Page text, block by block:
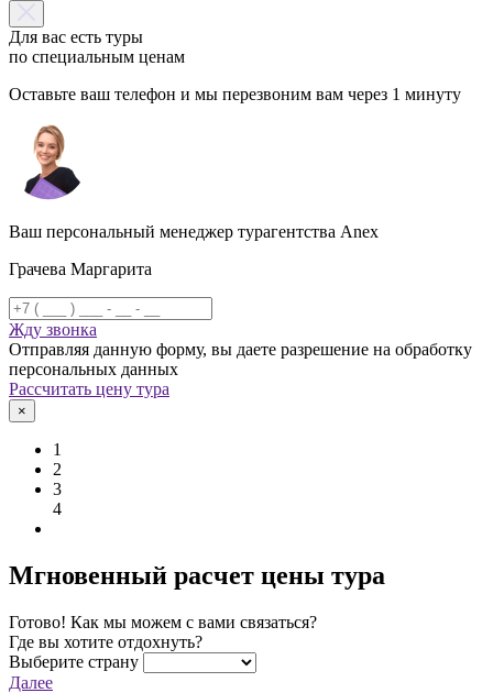
Для вас есть туры
по специальным ценам
Оставьте ваш телефон и мы перезвоним вам через 1 минуту
Ваш персональный менеджер турагентства Anex
Грачева Маргарита
Жду звонка
Отправляя данную форму, вы даете разрешение на обработку
персональных данных
Рассчитать цену тура
×
1
2
3
4
Мгновенный расчет цены тура
Готово! Как мы можем с вами связаться?
Где вы хотите отдохнуть?
Выберите страну
Далее